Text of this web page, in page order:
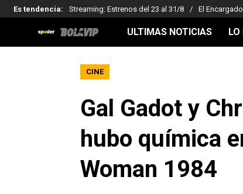
Es tendencia: Streaming: Estrenos del 23 al 31/8 El
ULTIMAS NOTICIAS LO
CINE
Gal Gadot y
hubo química
Woman 1984